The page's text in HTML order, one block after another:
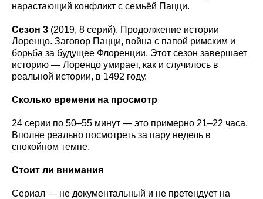
нарастающий конфликт с семьёй Пацци.
Сезон 3 (2019, 8 серий). Продолжение истории
Лоренцо. Заговор Пацци, война с папой римским и
борьба за будущее Флоренции. Этот сезон завершает
историю — Лоренцо умирает, как и случилось в
реальной истории, в 1492 году.
Сколько времени на просмотр
24 серии по 50–55 минут — это примерно 21–22 часа.
Вполне реально посмотреть за пару недель в
спокойном темпе.
Стоит ли внимания
Сериал — не документальный и не претендует на